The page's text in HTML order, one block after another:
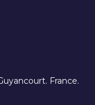
France.